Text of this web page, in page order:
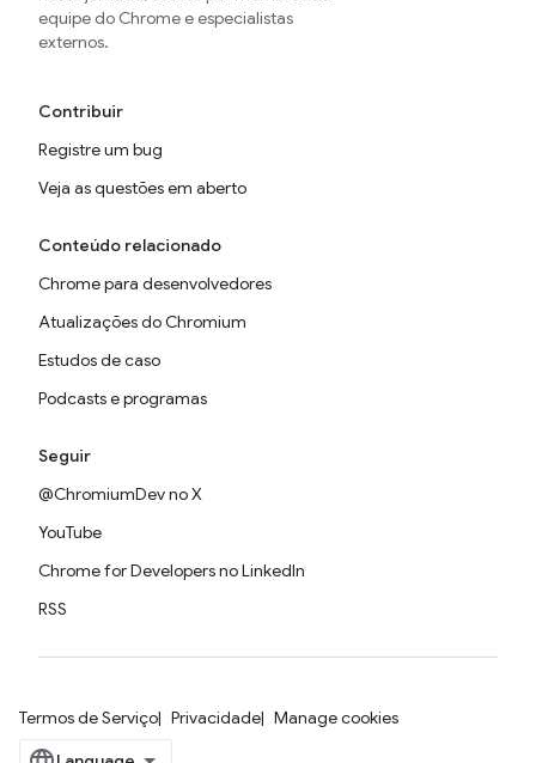
equipe do Chrome e especialistas
externos.
Contribuir
Registre um bug
Veja as questões em aberto
Conteúdo relacionado
Chrome para desenvolvedores
Atualizações do Chromium
Estudos de caso
Podcasts e programas
Seguir
@ChromiumDev no X
YouTube
Chrome for Developers no LinkedIn
RSS
Termos de Serviço Privacidade Manage cookies